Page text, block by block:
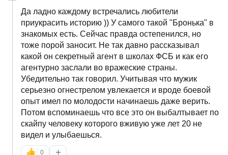
Да ладно каждому встречались любители
приукрасить историю )) У самого такой "Бронька" в
знакомых есть. Сейчас правда остепенился, но
тоже порой заносит. Не так давно рассказывал
какой он секретный агент в школах ФСБ и как его
агентурно заслали во вражеские страны.
Убедительно так говорил. Учитывая что мужик
серьезно огнестрелом увлекается и вроде боевой
опыт имел по молодости начинаешь даже верить.
Потом вспоминаешь что все это он выбалтывает по
скайпу человеку которого вживую уже лет 20 не
видел и улыбаешься.
👍 0 +